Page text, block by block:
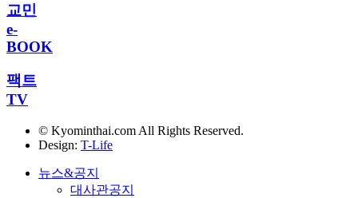
교민
e-
BOOK
팩트
TV
© Kyominthai.com All Rights Reserved.
Design: T-Life
뉴스&공지
대사관공지